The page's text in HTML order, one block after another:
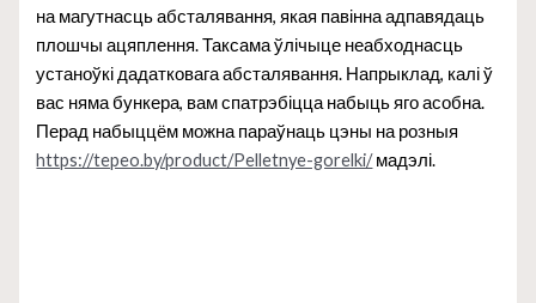
на магутнасць абсталявання, якая павінна адпавядаць
плошчы ацяплення. Таксама ўлічыце неабходнасць
устаноўкі дадатковага абсталявання. Напрыклад, калі ў
вас няма бункера, вам спатрэбіцца набыць яго асобна.
Перад набыццём можна параўнаць цэны на розныя
https://tepeo.by/product/Pelletnye-gorelki/мадэлі.